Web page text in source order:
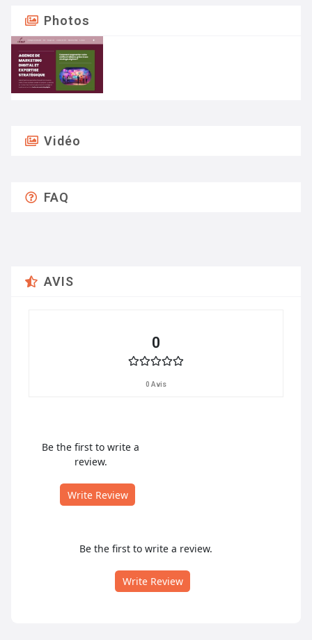
Photos
Vidéo
FAQ
AVIS
0
0 Avis
Be the first to write a
review.
Write Review
Be the first to write a review.
Write Review